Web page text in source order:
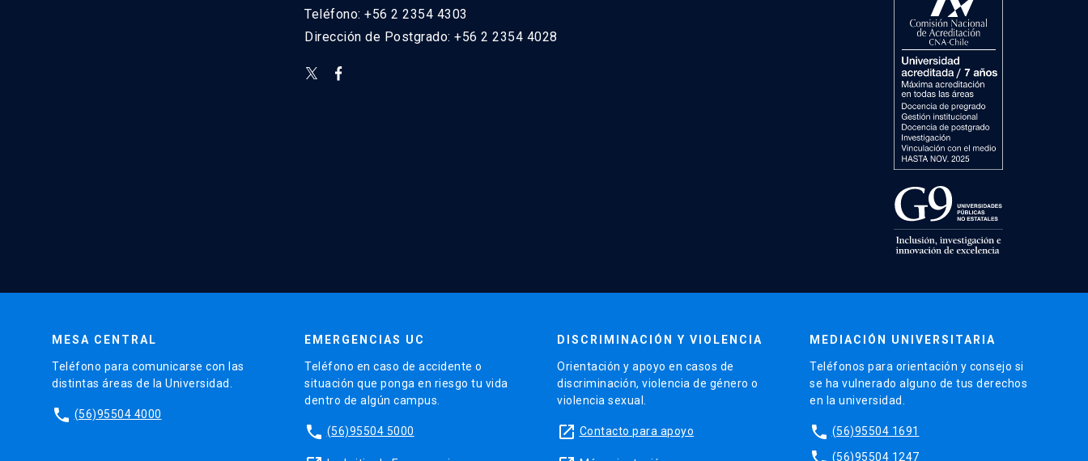
Teléfono: +56 2 2354 4303
Dirección de Postgrado: +56 2 2354 4028
MESA CENTRAL
Teléfono para comunicarse con las
distintas áreas de la Universidad.
phone (56)95504 4000
EMERGENCIAS UC
Teléfono en caso de accidente o
situación que ponga en riesgo tu vida
dentro de algún campus.
phone (56)95504 5000
DISCRIMINACIÓN Y VIOLENCIA
Orientación y apoyo en casos de
discriminación, violencia de género o
violencia sexual.
launch Contacto para apoyo
MEDIACIÓN UNIVERSITARIA
Teléfonos para orientación y consejo si
se ha vulnerado alguno de tus derechos
en la universidad.
phone (56)95504 1691
(56)95504 1247